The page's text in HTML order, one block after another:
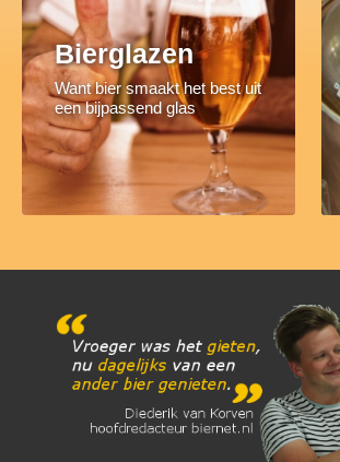
Bierglazen
Want bier smaakt het best uit
een bijpassend glas